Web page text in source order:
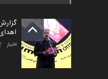
اخبار 2